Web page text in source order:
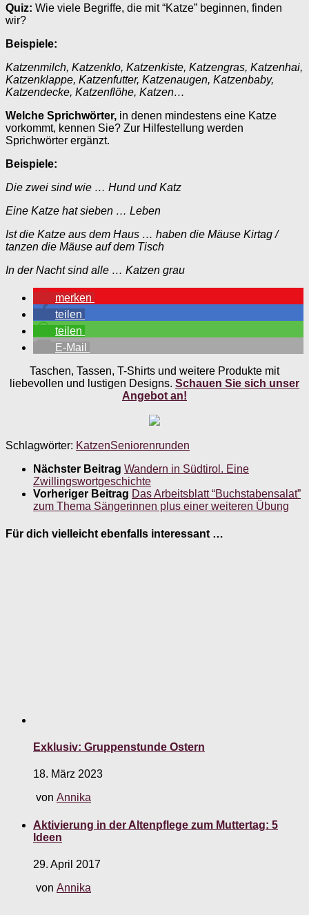
Quiz: Wie viele Begriffe, die mit “Katze” beginnen, finden
wir?
Beispiele:
Katzenmilch, Katzenklo, Katzenkiste, Katzengras, Katzenhai,
Katzenklappe, Katzenfutter, Katzenaugen, Katzenbaby,
Katzendecke, Katzenflöhe, Katzen…
Welche Sprichwörter, in denen mindestens eine Katze
vorkommt, kennen Sie? Zur Hilfestellung werden
Sprichwörter ergänzt.
Beispiele:
Die zwei sind wie … Hund und Katz
Eine Katze hat sieben … Leben
Ist die Katze aus dem Haus … haben die Mäuse Kirtag /
tanzen die Mäuse auf dem Tisch
In der Nacht sind alle … Katzen grau
merken
teilen
teilen
E-Mail
Taschen, Tassen, T-Shirts und weitere Produkte mit
liebevollen und lustigen Designs. Schauen Sie sich unser
Angebot an!
Schlagwörter: KatzenSeniorenrunden
Nächster Beitrag Wandern in Südtirol. Eine
Zwillingswortgeschichte
Vorheriger Beitrag Das Arbeitsblatt “Buchstabensalat”
zum Thema Sängerinnen plus einer weiteren Übung
Für dich vielleicht ebenfalls interessant …
Exklusiv: Gruppenstunde Ostern
18. März 2023
von Annika
Aktivierung in der Altenpflege zum Muttertag: 5
Ideen
29. April 2017
von Annika